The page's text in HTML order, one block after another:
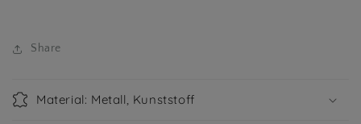
Share
Material: Metall, Kunststoff